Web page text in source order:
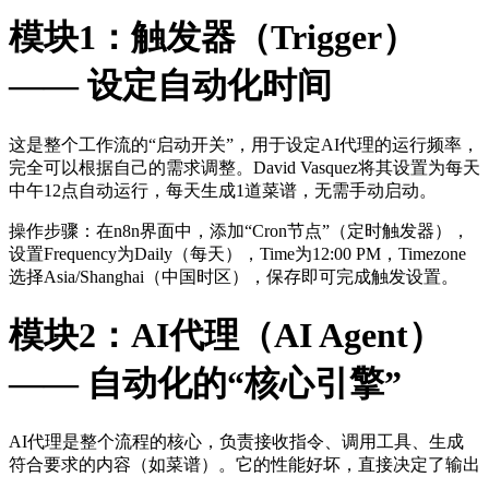
模块1：触发器（Trigger）
—— 设定自动化时间
这是整个工作流的“启动开关”，用于设定AI代理的运行频率，
完全可以根据自己的需求调整。David Vasquez将其设置为每天
中午12点自动运行，每天生成1道菜谱，无需手动启动。
操作步骤：在n8n界面中，添加“Cron节点”（定时触发器），
设置Frequency为Daily（每天），Time为12:00 PM，Timezone
选择Asia/Shanghai（中国时区），保存即可完成触发设置。
模块2：AI代理（AI Agent）
—— 自动化的“核心引擎”
AI代理是整个流程的核心，负责接收指令、调用工具、生成
符合要求的内容（如菜谱）。它的性能好坏，直接决定了输出